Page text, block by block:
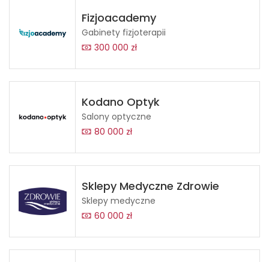
Fizjoacademy
Gabinety fizjoterapii
300 000 zł
Kodano Optyk
Salony optyczne
80 000 zł
Sklepy Medyczne Zdrowie
Sklepy medyczne
60 000 zł